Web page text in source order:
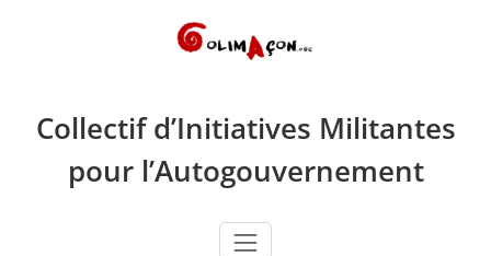
Collectif d’Initiatives Militantes
pour l’Autogouvernement